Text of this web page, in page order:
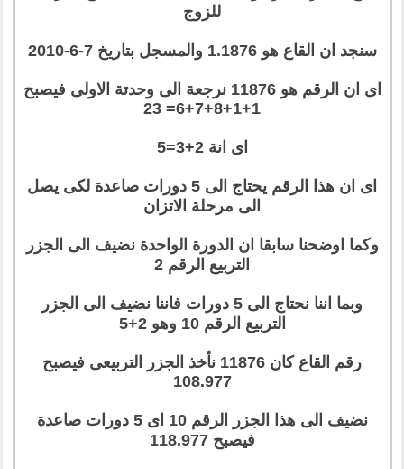
للزوج
سنجد ان القاع هو 1.1876 والمسجل بتاريخ 7-6-2010
اى ان الرقم هو 11876 نرجعة الى وحدتة الاولى فيصبح
1+1+8+7+6= 23
اى انة 2+3=5
اى ان هذا الرقم يحتاج الى 5 دورات صاعدة لكى يصل
الى مرحلة الاتزان
وكما اوضحنا سابقا ان الدورة الواحدة نضيف الى الجزر
التربيع الرقم 2
وبما اننا نحتاج الى 5 دورات فاننا نضيف الى الجزر
التربيع الرقم 10 وهو 2+5
رقم القاع كان 11876 نأخذ الجزر التربيعى فيصبح
108.977
نضيف الى هذا الجزر الرقم 10 اى 5 دورات صاعدة
فيصبح 118.977